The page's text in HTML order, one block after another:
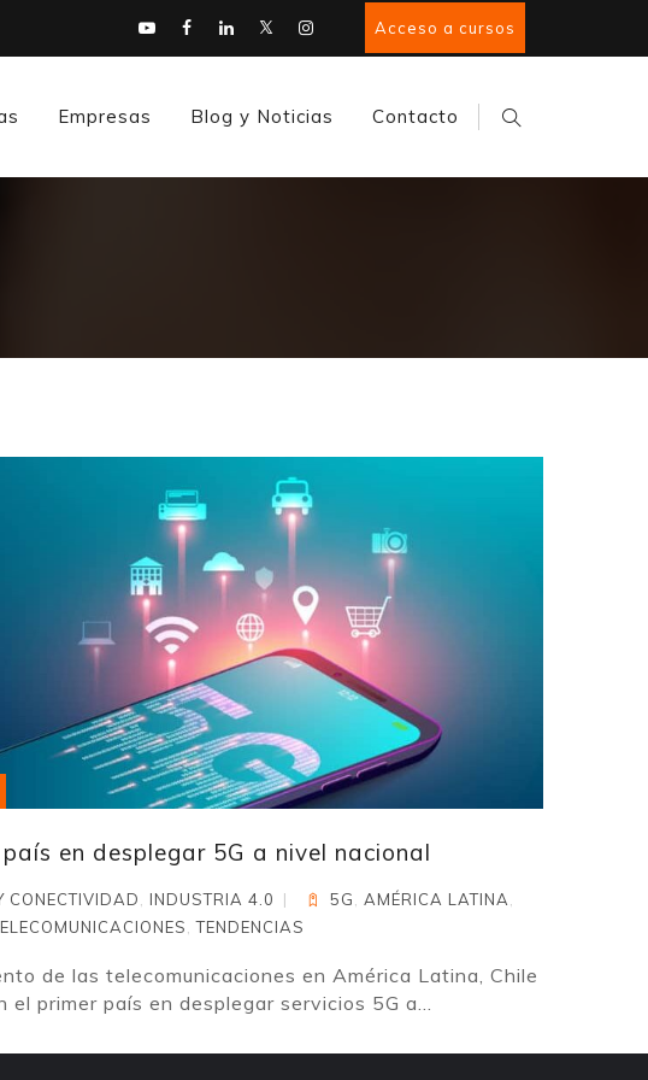
Acceso a cursos
Empresas Blog y Noticias Contacto
en desplegar 5G a nivel nacional
CONECTIVIDAD, INDUSTRIA 4.0 5G,AMÉRICA LATINA,
,TENDENCIAS
de las telecomunicaciones en América Latina, Chile
el primer país en desplegar servicios 5G a...